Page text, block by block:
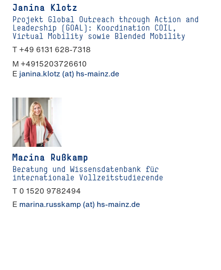
Janina Klotz
Projekt Global Outreach through Action and
Leadership (GOAL): Koordination COIL,
Virtual Mobility sowie Blended Mobility
T +49 6131 628-7318
M +4915203726610
E janina.klotz (at) hs-mainz.de
Marina Rußkamp
Beratung und Wissensdatenbank für
internationale Vollzeitstudierende
T 0 1520 9782494
E marina.russkamp (at) hs-mainz.de